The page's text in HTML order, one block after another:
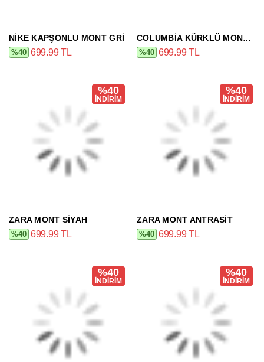
NIKE KAPŞONLU MONT GRI
%40 699.99 TL
COLUMBIA KÜRKLÜ MONT BEJ
%40 699.99 TL
%40
İNDİRİM
ZARA MONT SIYAH
%40 699.99 TL
%40
İNDİRİM
ZARA MONT ANTRASIT
%40 699.99 TL
%40
İNDİRİM
%40
İNDİRİM